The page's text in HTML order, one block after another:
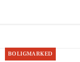
BOLIGMARKED